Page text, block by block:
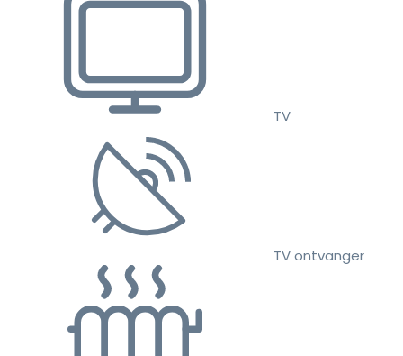
TV
TV ontvanger